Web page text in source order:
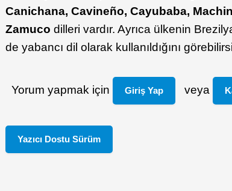
Canichana, Cavineño, Cayubaba,
Zamuco dilleri vardır. Ayrıca ülkenin
de yabancı dil olarak kullanıldığını
Yorum yapmak için Giriş Yap veya
Yazıcı Dostu Sürüm